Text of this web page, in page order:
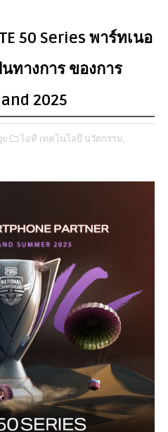
50 Series พาร์ทเนอ
ทางการ ของการ
2025
ไอที เทคโนโลยี นวัตกรรม,